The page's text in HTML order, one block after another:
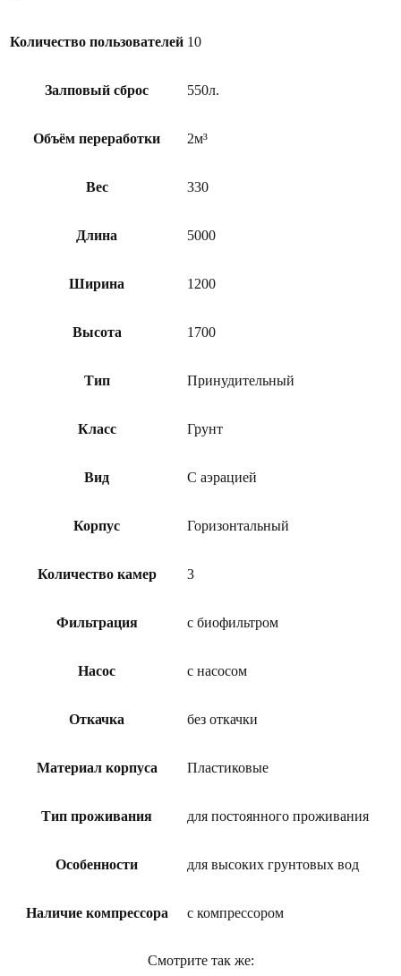
Количество пользователей 10
Залповый сброс 550л.
Объём переработки 2м³
Вес 330
Длина 5000
Ширина 1200
Высота 1700
Тип Принудительный
Класс Грунт
Вид С аэрацией
Корпус Горизонтальный
Количество камер 3
Фильтрация с биофильтром
Насос с насосом
Откачка без откачки
Материал корпуса Пластиковые
Тип проживания для постоянного проживания
Особенности для высоких грунтовых вод
Наличие компрессора с компрессором
Смотрите так же: